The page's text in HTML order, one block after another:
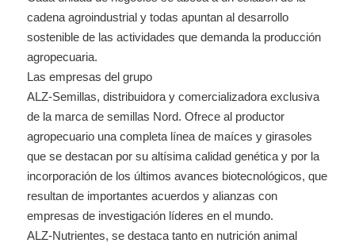
cadena agroindustrial y todas apuntan al desarrollo
sostenible de las actividades que demanda la producción
agropecuaria.
Las empresas del grupo
ALZ-Semillas, distribuidora y comercializadora exclusiva
de la marca de semillas Nord. Ofrece al productor
agropecuario una completa línea de maíces y girasoles
que se destacan por su altísima calidad genética y por la
incorporación de los últimos avances biotecnológicos, que
resultan de importantes acuerdos y alianzas con
empresas de investigación líderes en el mundo.
ALZ-Nutrientes, se destaca tanto en nutrición animal